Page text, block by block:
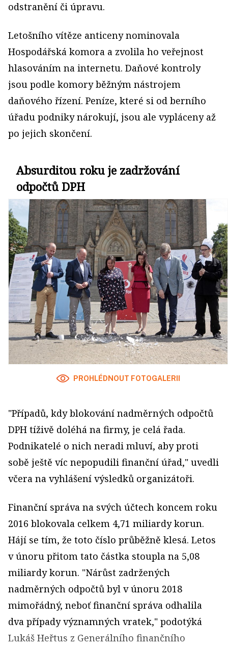
odstranění či úpravu.
Letošního vítěze anticeny nominovala
Hospodářská komora a zvolila ho veřejnost
hlasováním na internetu. Daňové kontroly
jsou podle komory běžným nástrojem
daňového řízení. Peníze, které si od berního
úřadu podniky nárokují, jsou ale vypláceny až
po jejich skončení.
Absurditou roku je zadržování
odpočtů DPH
PROHLÉDNOUT FOTOGALERII
"Případů, kdy blokování nadměrných odpočtů
DPH tíživě doléhá na firmy, je celá řada.
Podnikatelé o nich neradi mluví, aby proti
sobě ještě víc nepopudili finanční úřad," uvedli
včera na vyhlášení výsledků organizátoři.
Finanční správa na svých účtech koncem roku
2016 blokovala celkem 4,71 miliardy korun.
Hájí se tím, že toto číslo průběžně klesá. Letos
v únoru přitom tato částka stoupla na 5,08
miliardy korun. "Nárůst zadržených
nadměrných odpočtů byl v únoru 2018
mimořádný, neboť finanční správa odhalila
dva případy významných vratek," podotýká
Lukáš Heřtus z Generálního finančního